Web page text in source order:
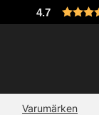
4.7
Varumärken